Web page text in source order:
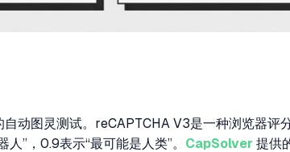
动图灵测试。reCAPTCHA V3是一种浏览器评
”，0.9表示“最可能是人类”。 CapSolver 提供